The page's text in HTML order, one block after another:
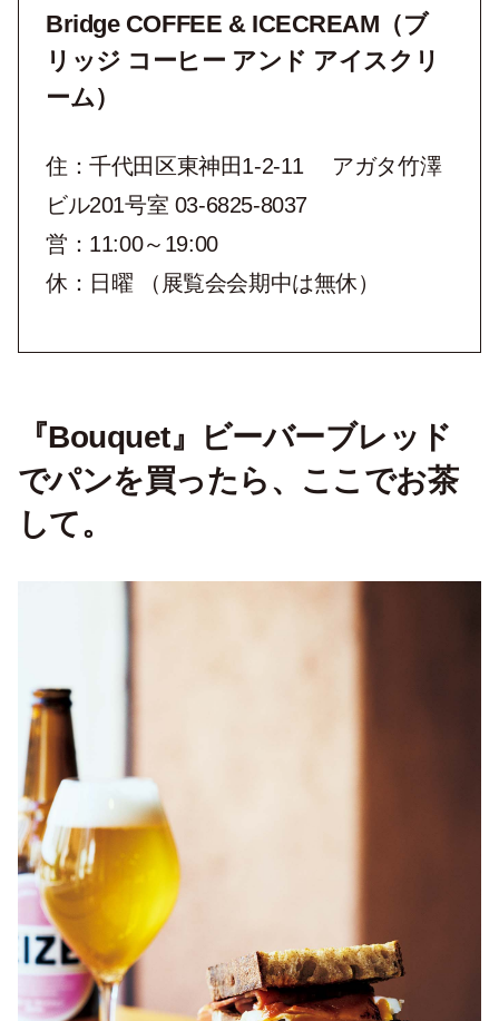
Bridge COFFEE & ICECREAM（ブ
リッジ コーヒー アンド アイスクリ
ーム）
住：千代田区東神田1-2-11 アガタ竹澤
ビル201号室 03-6825-8037
営：11:00～19:00
休：日曜 （展覧会会期中は無休）
『Bouquet』ビーバーブレッド
でパンを買ったら、ここでお茶
して。